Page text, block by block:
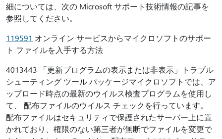
細については、次の Microsoft サポート技術情報の記事を
参照してください。
119591 オンライン サービスからマイクロソフトのサポー
ト ファイルを入手する方法
4013443 「更新プログラムの表示または非表示」トラブル
シューティング ツール パッケージマイクロソフトでは、ア
ップロード時点の最新のウイルス検査プログラムを使用し
て、 配布ファイルのウイルス チェックを行っています。
配布ファイルはセキュリティで保護されたサーバー上に置
かれており、権限のない第三者が無断でファイルを変更で